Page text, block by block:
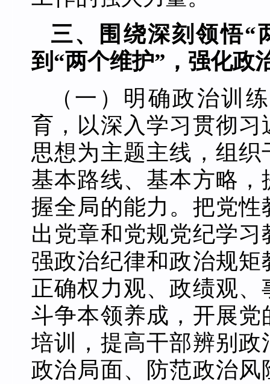
三、围绕深刻领悟“
到“两个维护”，强化政
（一）明确政治训
育，以深入学习贯彻
思想为主题主线，组
基本路线、基本方略
握全局的能力。把党
出党章和党规党纪学
强政治纪律和政治规
正确权力观、政绩观
斗争本领养成，开展
培训，提高干部辨别
政治局面、防范政治